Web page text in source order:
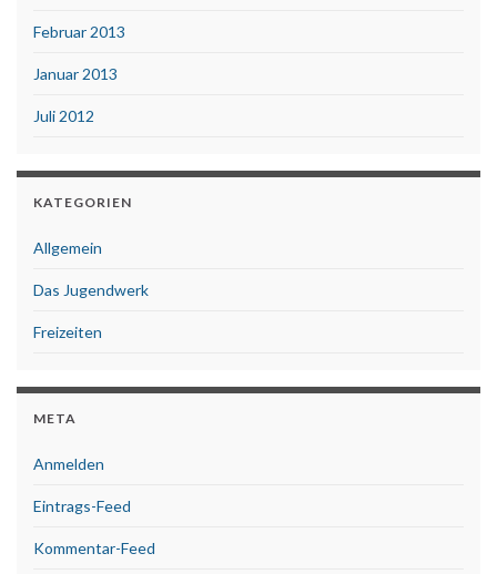
Februar 2013
Januar 2013
Juli 2012
KATEGORIEN
Allgemein
Das Jugendwerk
Freizeiten
META
Anmelden
Eintrags-Feed
Kommentar-Feed